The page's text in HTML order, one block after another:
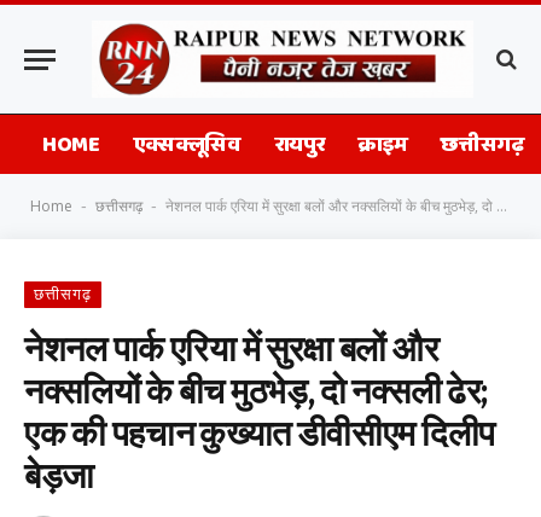
HOME एक्सक्लूसिव रायपुर क्राइम छत्तीसगढ़
Home - छत्तीसगढ़ - नेशनल पार्क एरिया में सुरक्षा बलों और नक्सलियों के बीच मुठभेड़, दो नक्सली ढेर; एक की पहचान कुख्यात डीवीसीएम दिलीप बेड़जा
छत्तीसगढ़
नेशनल पार्क एरिया में सुरक्षा बलों और
नक्सलियों के बीच मुठभेड़, दो नक्सली ढेर;
एक की पहचान कुख्यात डीवीसीएम दिलीप
बेड़जा